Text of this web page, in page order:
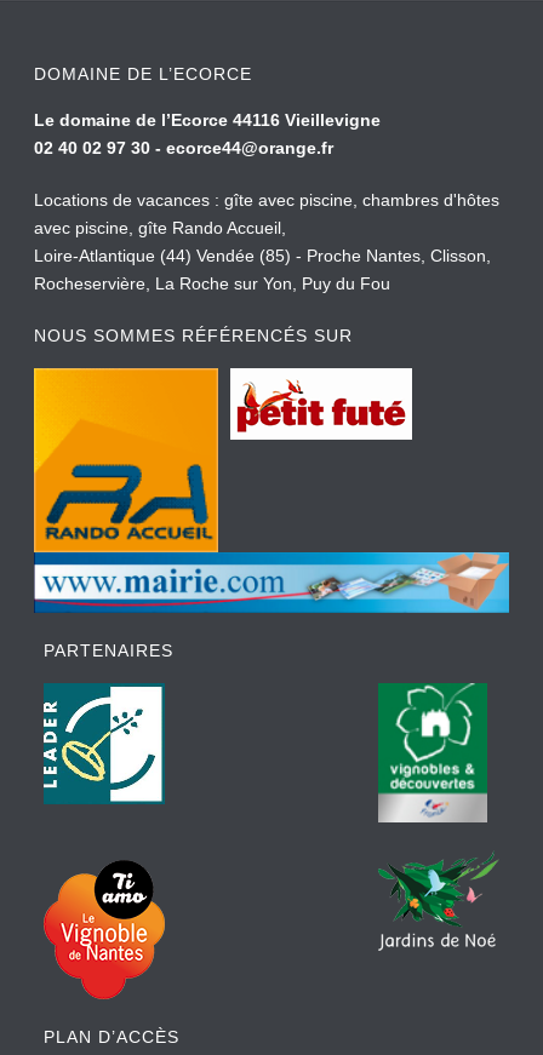
DOMAINE DE L’ECORCE
Le domaine de l’Ecorce 44116 Vieillevigne
02 40 02 97 30 -ecorce44@orange.fr
Locations de vacances : gîte avec piscine, chambres d'hôtes
avec piscine, gîte Rando Accueil,
Loire-Atlantique (44) Vendée (85) - Proche Nantes, Clisson,
Rocheservière, La Roche sur Yon, Puy du Fou
NOUS SOMMES RÉFÉRENCÉS SUR
PARTENAIRES
PLAN D’ACCÈS